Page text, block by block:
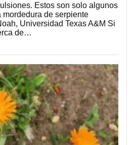
Estos son solo algunos
de serpiente
Universidad Texas A&M Si
de…